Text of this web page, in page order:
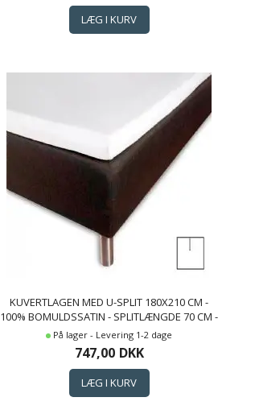
KUVERTLAGEN MED U-SPLIT 180X210 CM -
100% BOMULDSSATIN - SPLITLÆNGDE 70 CM -
HVIDT LAGEN TIL TOPMADRAS - BORÅS
COTTON CLOUD SATIN LAGEN
På lager - Levering 1-2 dage
747,00 DKK